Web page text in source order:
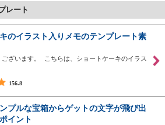
レート
のイラスト入りメモのテンプレート素
ございます。 こちらは、ショートケーキのイラス
156.8
プルな宝箱からゲットの文字が飛び出
イント